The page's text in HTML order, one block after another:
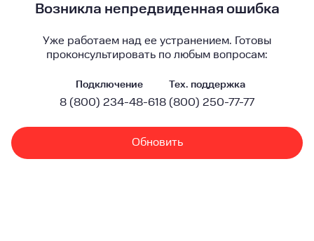
Возникла непредвиденная ошибка
Уже работаем над ее устранением. Готовы
проконсультировать по любым вопросам:
Подключение
8 (800) 234-48-61
Тех. поддержка
8 (800) 250-77-77
Обновить